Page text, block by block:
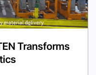
Transforms